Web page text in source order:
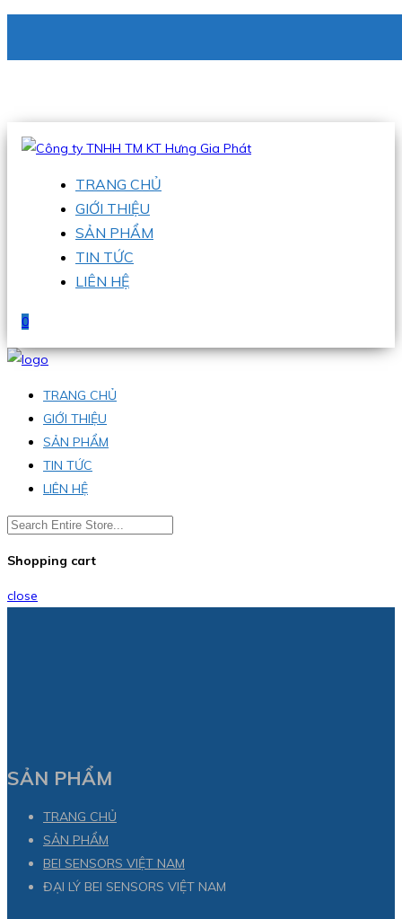
Hotline:0938 336 079
TRANG CHỦ
GIỚI THIỆU
SẢN PHẨM
TIN TỨC
LIÊN HỆ
0
TRANG CHỦ
GIỚI THIỆU
SẢN PHẨM
TIN TỨC
LIÊN HỆ
Shopping cart
close
SẢN PHẨM
TRANG CHỦ
SẢN PHẨM
BEI SENSORS VIỆT NAM
ĐẠI LÝ BEI SENSORS VIỆT NAM